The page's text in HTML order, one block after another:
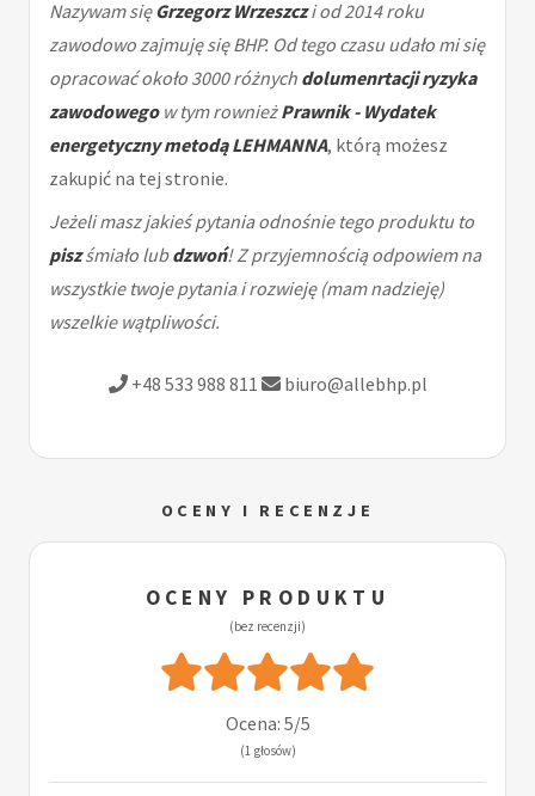
Nazywam sięGrzegorz Wrzeszczi od 2014 roku
zawodowo zajmuję się BHP. Od tego czasu udało mi się
opracować około 3000 różnych dolumenrtacji ryzyka
zawodowegow tym rownieżPrawnik - Wydatek
energetyczny metodą LEHMANNA, którą możesz
zakupić na tej stronie.
Jeżeli masz jakieś pytania odnośnie tego produktu to
piszśmiało lubdzwoń! Z przyjemnością odpowiem na
wszystkie twoje pytania i rozwieję (mam nadzieję)
wszelkie wątpliwości.
+48 533 988 811 biuro@allebhp.pl
OCENY I RECENZJE
OCENY PRODUKTU
(bez recenzji)
Ocena: 5/5
(1 głosów)